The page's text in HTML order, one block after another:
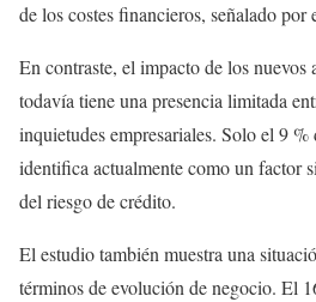
de los costes financieros, señalado por
En contraste, el impacto de los nuevos
todavía tiene una presencia limitada
inquietudes empresariales. Solo el 9 %
identifica actualmente como un factor
del riesgo de crédito.
El estudio también muestra una
términos de evolución de negocio. El